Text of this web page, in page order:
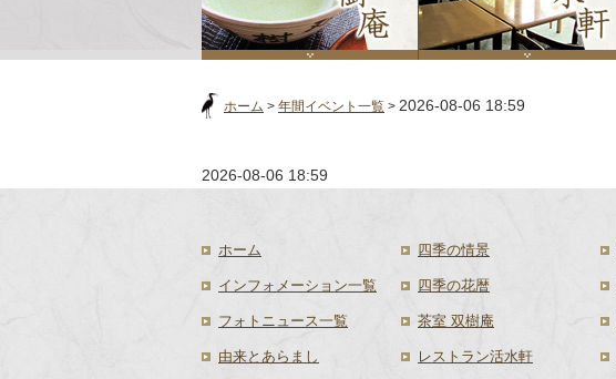
ホーム > 年間イベント一覧 > 2026-08-06 18:59
2026-08-06 18:59
ホーム
インフォメーション一覧
フォトニュース一覧
由来とあらまし
四季の情景
四季の花暦
茶室 双樹庵
レストラン活水軒